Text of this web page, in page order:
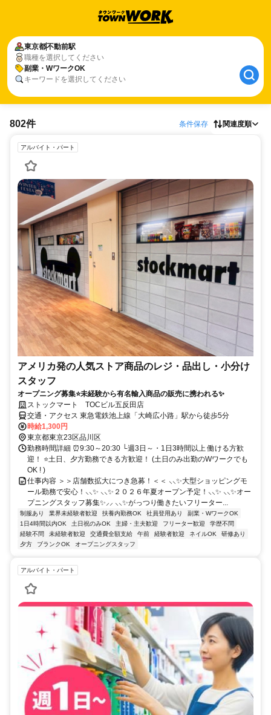
東京都不動前駅
職種を選択してください
副業・WワークOK
キーワードを選択してください
802件 条件保存 関連度順
アルバイト・パート
アメリカ発の人気ストア商品のレジ・品出し・小分け
スタッフ
オープニング募集⭐未経験から有名輸入商品の販売に携われる✨
ストックマート TOCビル五反田店
交通・アクセス 東急電鉄池上線「大崎広小路」駅から徒歩5分
時給1,300円
東京都東京23区品川区
勤務時間詳細 ⏰9:30～20:30 └週3日～・1日3時間以上 働ける方歓
迎！ ⭐土日、夕方勤務できる方歓迎！ (土日のみ出勤のWワークでも
OK ! )
仕事内容 ＞＞店舗数拡大につき急募！＜＜ ⸜⸜✨大型ショッピングモ
ール勤務で安心！⸜⸜✨ ⸜⸜✨２０２６年夏オープン予定！⸜⸜✨ ⸜⸜✨オー
プニングスタッフ募集✨⸝⸝ ⸜⸜✨がっつり働きたいフリーター...
制服あり 業界未経験者歓迎 扶養内勤務OK 社員登用あり
副業・WワークOK
1日4時間以内OK
土日祝のみOK 主婦・主夫歓迎 フリーター歓迎
学歴不問
経験不問
未経験者歓迎 交通費全額支給 午前 経験者歓迎 ネイルOK
研修あり
夕方
ブランクOK オープニングスタッフ
アルバイト・パート